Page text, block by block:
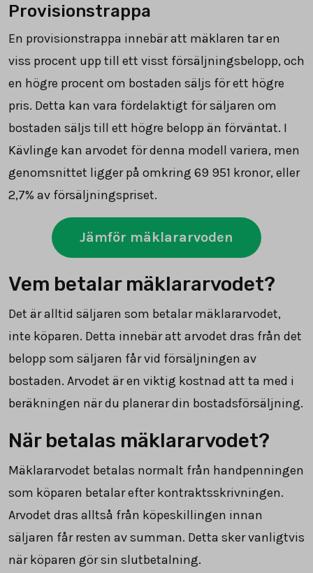
Provisionstrappa
En provisionstrappa innebär att mäklaren tar en
viss procent upp till ett visst försäljningsbelopp, och
en högre procent om bostaden säljs för ett högre
pris. Detta kan vara fördelaktigt för säljaren om
bostaden säljs till ett högre belopp än förväntat. I
Kävlinge kan arvodet för denna modell variera, men
genomsnittet ligger på omkring 69 951 kronor, eller
2,7% av försäljningspriset.
Jämför mäklararvoden
Vem betalar mäklararvodet?
Det är alltid säljaren som betalar mäklararvodet,
inte köparen. Detta innebär att arvodet dras från det
belopp som säljaren får vid försäljningen av
bostaden. Arvodet är en viktig kostnad att ta med i
beräkningen när du planerar din bostadsförsäljning.
När betalas mäklararvodet?
Mäklararvodet betalas normalt från handpenningen
som köparen betalar efter kontraktsskrivningen.
Arvodet dras alltså från köpeskillingen innan
säljaren får resten av summan. Detta sker vanligtvis
när köparen gör sin slutbetalning.